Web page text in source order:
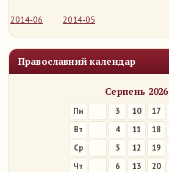
2014-06 2014-05
Православний календар
Серпень 2026
Пн 3 10 17
Вт
4 11 18
Ср
5 12 19
Чт
6 13 20